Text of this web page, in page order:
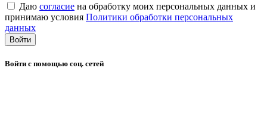
Даю согласие на обработку моих персональных данных и
принимаю условия Политики обработки персональных
данных
Войти
Войти с помощью соц. сетей